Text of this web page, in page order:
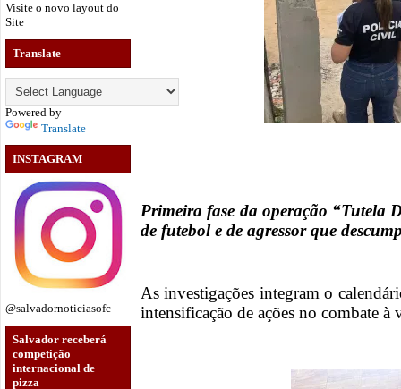
Visite o novo layout do
Site
Translate
Powered by
Translate
INSTAGRAM
@salvadornoticiasofc
Salvador receberá
competição
internacional de
pizza
Primeira fase da operação “Tutela
de futebol e de agressor que
As investigações integram o
intensificação de ações no combate à